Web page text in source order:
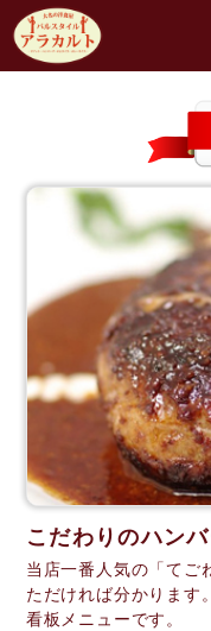
こだわりのハン
当店一番人気の「てご
ただければ分かります
看板メニューです。